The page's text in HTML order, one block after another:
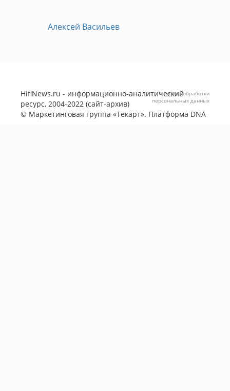
Алексей Васильев
HifiNews.ru - информационно-аналитический
ресурс, 2004-2022 (сайт-архив)
© Маркетинговая группа «Текарт». Платформа DNA
Политика обработки
персональных данных